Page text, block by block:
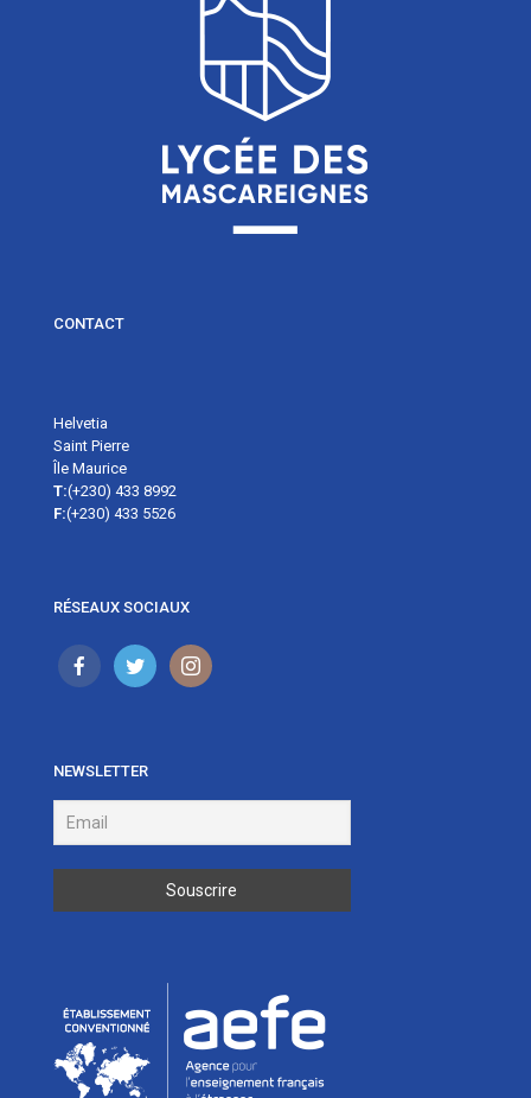
CONTACT
Helvetia
Saint Pierre
Île Maurice
T:(+230) 433 8992
F:(+230) 433 5526
RÉSEAUX SOCIAUX
NEWSLETTER